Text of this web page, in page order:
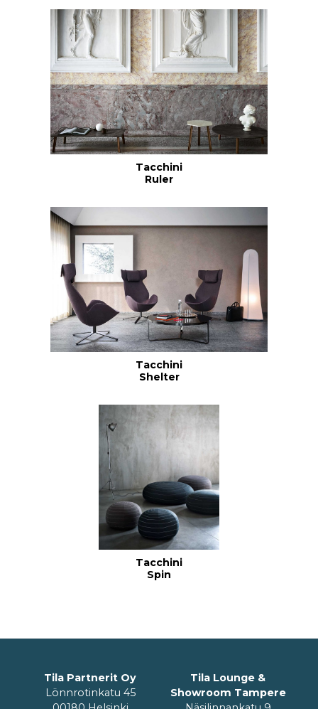
Tacchini
Ruler
Tacchini
Shelter
Tacchini
Spin
Tila Partnerit Oy
Lönnrotinkatu 45
Tila Lounge &
Showroom Tampere